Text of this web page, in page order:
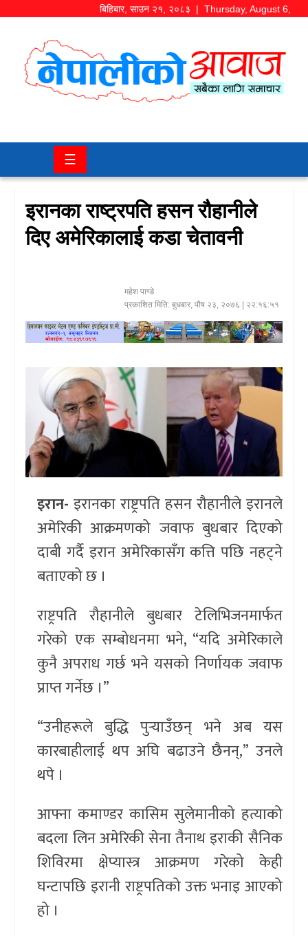
बिहिबार,साउन २१, २०८३ | Thursday, August 6,
समाज/
चितवन
मनोरञ्जन
खेलकुद
प्रवास/
स्वास्थ्य/
रोचक
विचार/
अन्तर्वार्ता
☰
इरानका राष्ट्रपति हसन रौहानीले
दिए अमेरिकालाई कडा चेतावनी
महेश पाण्डे
प्रकाशित मिति: बुधबार, पौष २३, २०७६ | २२:१६:५१
इरान-इरानका राष्ट्रपति हसन रौहानीले इरानले
अमेरिकी आक्रमणको जवाफ बुधबार दिएको
दाबी गर्दै इरान अमेरिकासँग कत्ति पछि नहट्ने
बताएको छ ।
राष्ट्रपति रौहानीले बुधबार टेलिभिजनमार्फत
गरेको एक सम्बोधनमा भने, “यदि अमेरिकाले
कुनै अपराध गर्छ भने यसको निर्णायक जवाफ
प्राप्त गर्नेछ ।”
“उनीहरूले बुद्धि पुर्‍याउँछन् भने अब यस
कारबाहीलाई थप अघि बढाउने छैनन्,” उनले
थपे ।
आफ्ना कमाण्डर कासिम सुलेमानीको हत्याको
बदला लिन अमेरिकी सेना तैनाथ इराकी सैनिक
शिविरमा क्षेप्यास्त्र आक्रमण गरेको केही
घन्टापछि इरानी राष्ट्रपतिको उक्त भनाइ आएको
हो ।